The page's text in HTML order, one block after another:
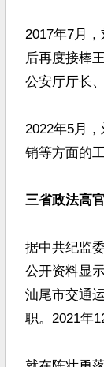
2017年7月
后再度接棒
公安厅厅长
2022年5月
销等方面的
三省政法高
据中共纪监
公开资料显
汕尾市交通
职。2021年